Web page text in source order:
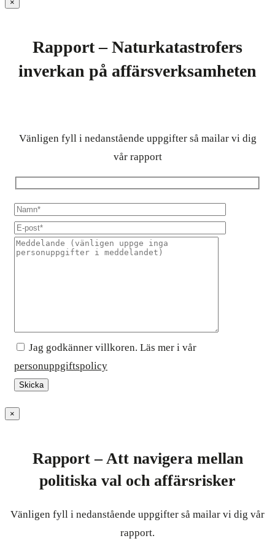
×
Rapport – Naturkatastrofers
inverkan på affärsverksamheten
Vänligen fyll i nedanstående uppgifter så mailar vi dig
vår rapport
Jag godkänner villkoren. Läs mer i vår
personuppgiftspolicy
×
Rapport – Att navigera mellan
politiska val och affärsrisker
Vänligen fyll i nedanstående uppgifter så mailar vi dig vår
rapport.